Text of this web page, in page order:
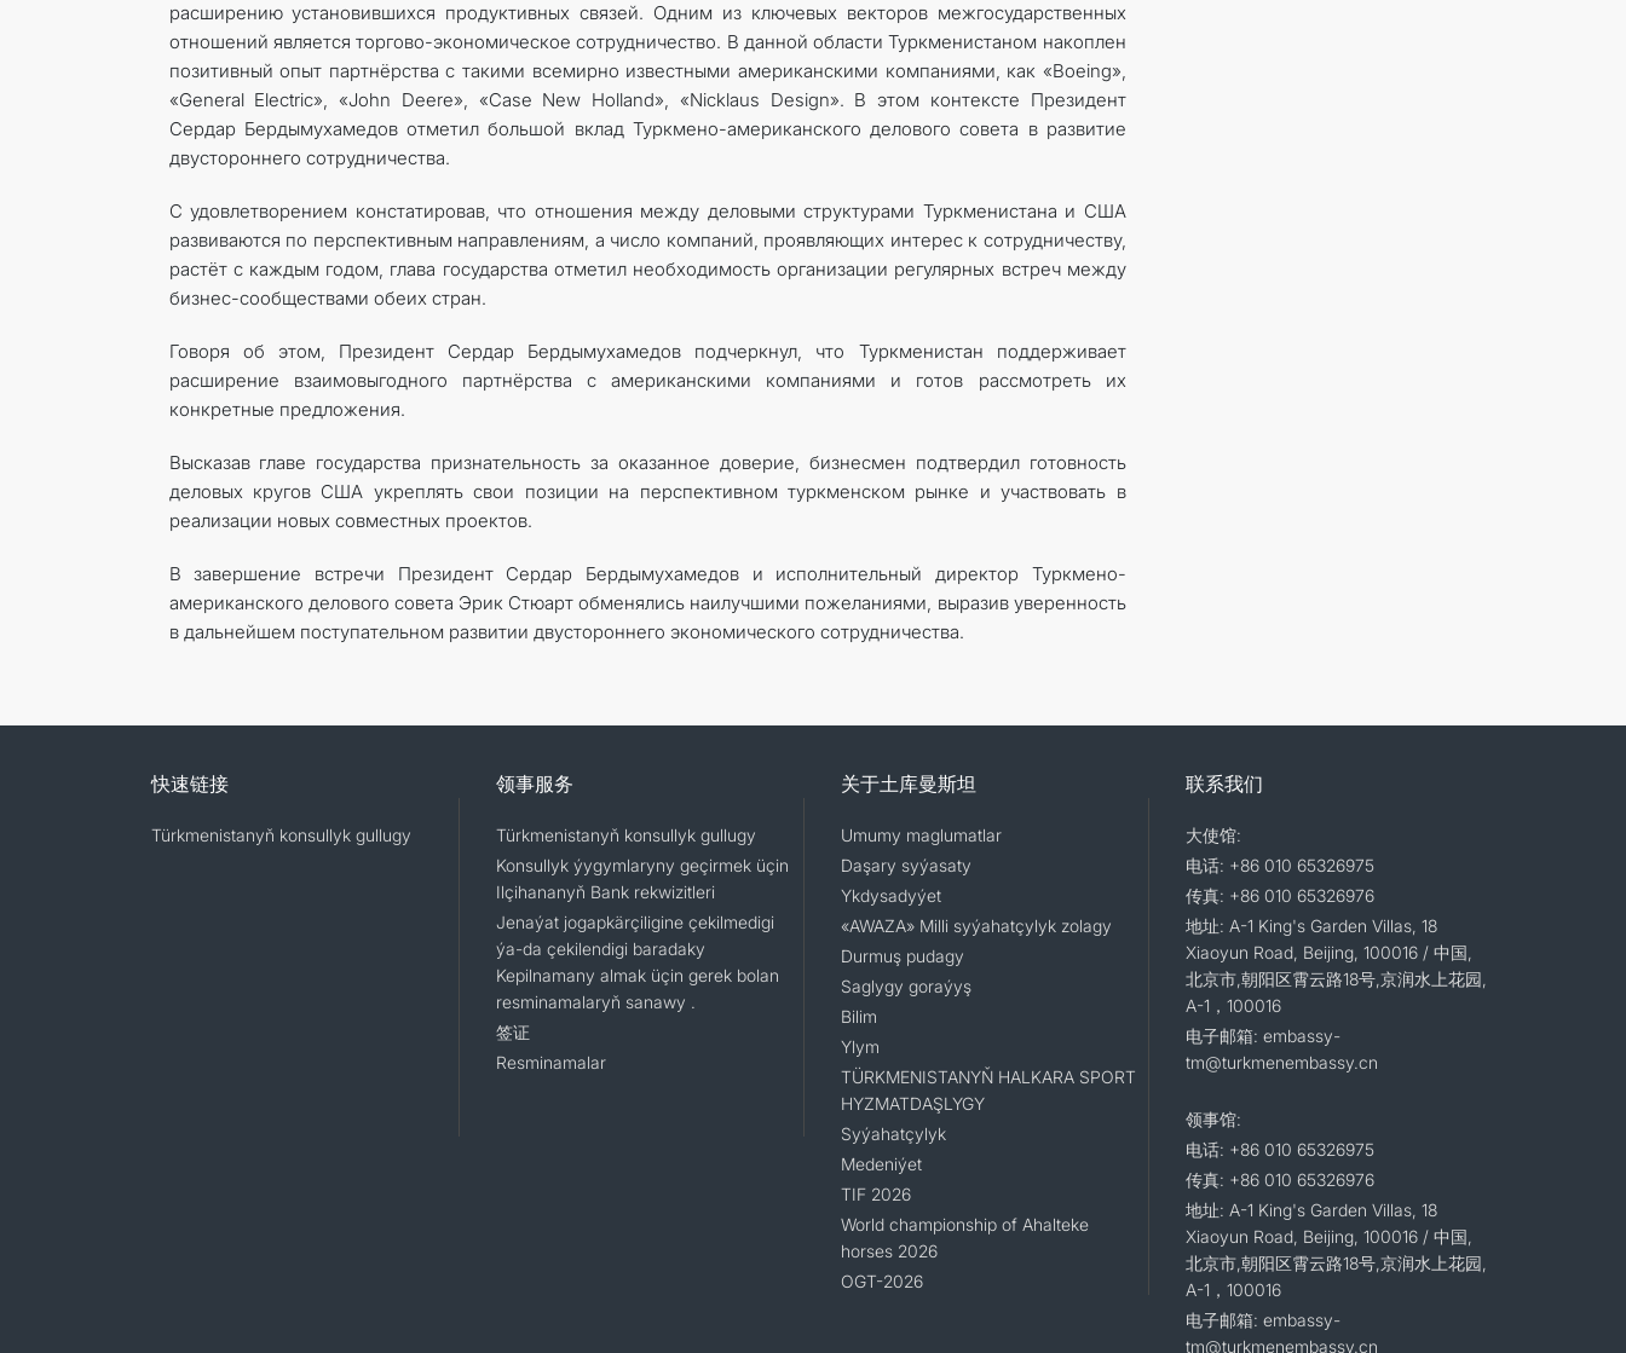
расширению установившихся продуктивных связей. Одним из ключевых векторов межгосударственных
отношений является торгово-экономическое сотрудничество. В данной области Туркменистаном накоплен
позитивный опыт парт­нёрства с такими всемирно известными американскими компаниями, как «Boeing»,
«General Electric», «John Deere», «Case New Holland», «Nicklaus Design». В этом контексте Президент
Сердар Бердымухамедов отметил большой вклад Туркмено-американского делового совета в развитие
двустороннего сотрудничества.
С удовлетворением констатировав, что отношения между деловыми структурами Туркменистана и США
развиваются по перспективным направлениям, а число компаний, проявляющих интерес к сотрудничеству,
растёт с каждым годом, глава государства отметил необходимость организации регулярных встреч между
бизнес-сообществами обеих стран.
Говоря об этом, Президент Сердар Бердымухамедов подчеркнул, что Туркменистан поддерживает
расширение взаимовыгодного партнёрства с американскими компаниями и готов рассмотреть их
конкретные предложения.
Высказав главе государства признательность за оказанное доверие, бизнесмен подтвердил готовность
деловых кругов США укреплять свои позиции на перспективном туркменском рынке и участвовать в
реализации новых сов­местных проектов.
В завершение встречи Президент Сердар Бердымухамедов и исполнительный директор Туркмено-
американского делового совета Эрик Стюарт обменялись наилучшими пожеланиями, выразив уверенность
в дальнейшем поступательном развитии двустороннего экономического сотрудничества.
快速链接
Türkmenistanyň konsullyk gullugy
领事服务
Türkmenistanyň konsullyk gullugy
Konsullyk ýygymlaryny geçirmek üçin
Ilçihananyň Bank rekwizitleri
Jenaýat jogapkärçiligine çekilmedigi
ýa-da çekilendigi baradaky
Kepilnamany almak üçin gerek bolan
resminamalaryň sanawy .
签证
Resminamalar
关于土库曼斯坦
Umumy maglumatlar
Daşary syýasaty
Ykdysadyýet
«AWAZA» Milli syýahatçylyk zolagy
Durmuş pudagy
Saglygy goraýyş
Bilim
Ylym
TÜRKMENISTANYŇ HALKARA SPORT
HYZMATDAŞLYGY
Syýahatçylyk
Medeniýet
TIF 2026
World championship of Ahalteke
horses 2026
OGT-2026
联系我们
大使馆:
电话: +86 010 65326975
传真: +86 010 65326976
地址: A-1 King's Garden Villas, 18
Xiaoyun Road, Beijing, 100016 / 中国,
北京市,朝阳区霄云路18号,京润水上花园,
A-1，100016
电子邮箱: embassy-
tm@turkmenembassy.cn
领事馆:
电话: +86 010 65326975
传真: +86 010 65326976
地址: A-1 King's Garden Villas, 18
Xiaoyun Road, Beijing, 100016 / 中国,
北京市,朝阳区霄云路18号,京润水上花园,
A-1，100016
电子邮箱: embassy-
tm@turkmenembassy.cn